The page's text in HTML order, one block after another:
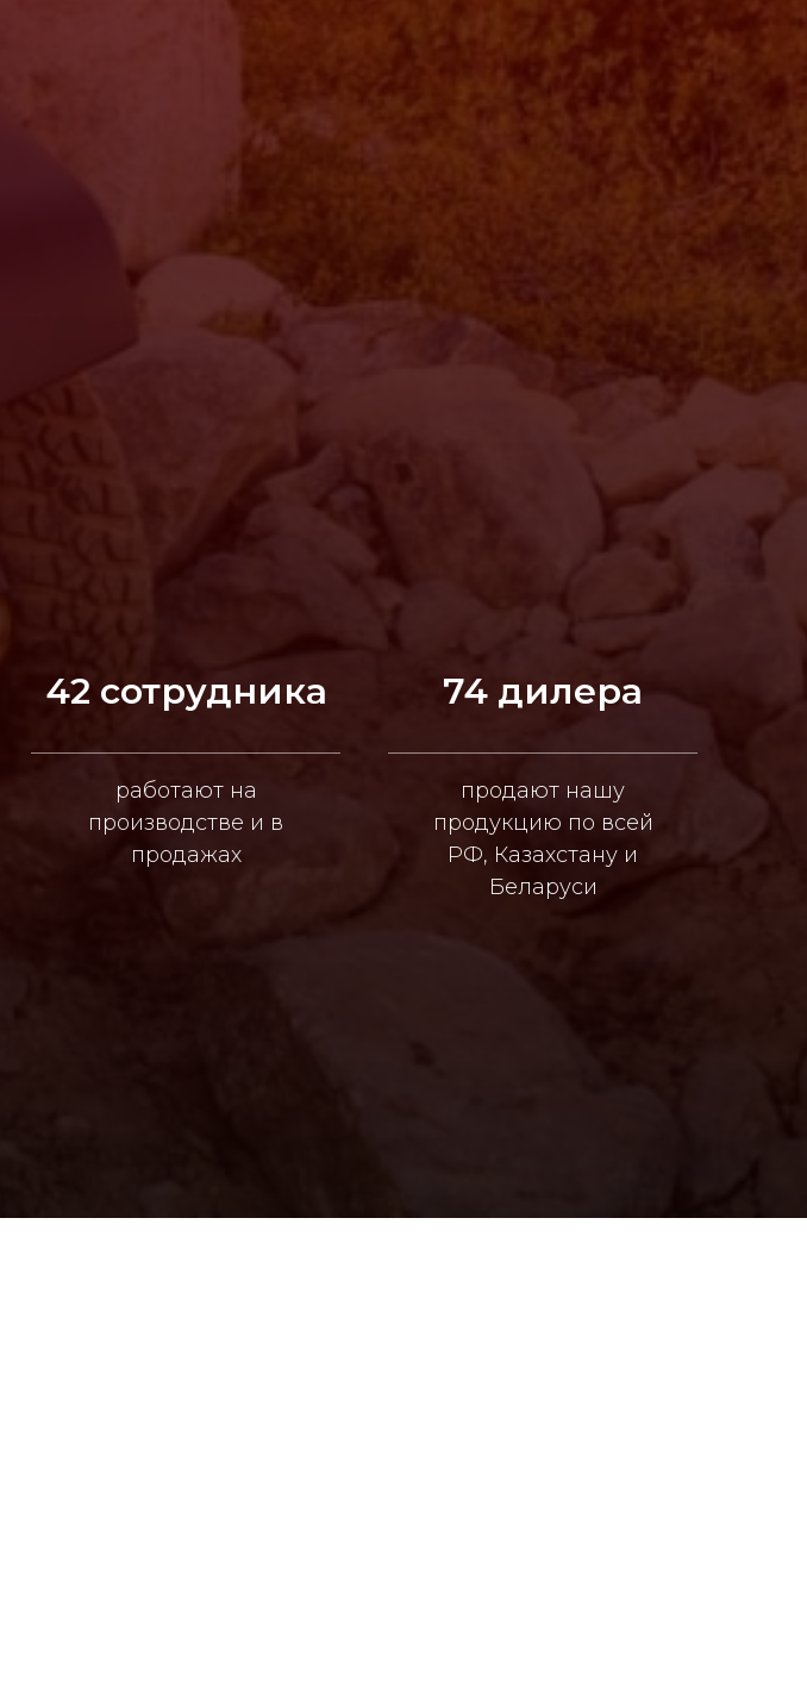
42 сотрудника
работают на
производстве и в
продажах
74 дилера
продают нашу
продукцию по всей
РФ, Казахстану и
Беларуси